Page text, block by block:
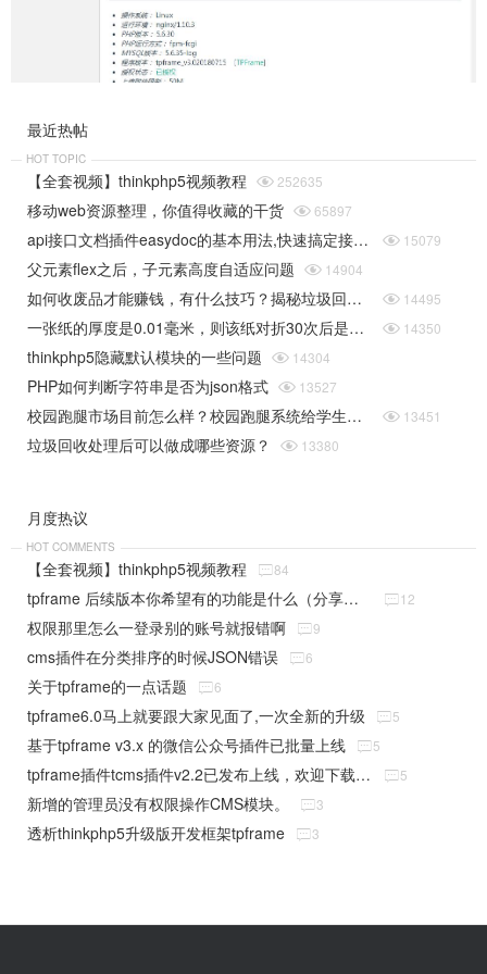
最近热帖
HOT TOPIC
【全套视频】thinkphp5视频教程  252635
移动web资源整理，你值得收藏的干货  65897
api接口文档插件easydoc的基本用法,快速搞定接口文档  15079
父元素flex之后，子元素高度自适应问题  14904
如何收废品才能赚钱，有什么技巧？揭秘垃圾回收行业的一些规则  14495
一张纸的厚度是0.01毫米，则该纸对折30次后是多厚（据说超过珠穆朗玛峰的高度）php实现  14350
thinkphp5隐藏默认模块的一些问题  14304
PHP如何判断字符串是否为json格式  13527
校园跑腿市场目前怎么样？校园跑腿系统给学生带来了哪些便捷？  13451
垃圾回收处理后可以做成哪些资源？  13380
月度热议
HOT COMMENTS
【全套视频】thinkphp5视频教程 84
tpframe 后续版本你希望有的功能是什么（分享贴） 12
权限那里怎么一登录别的账号就报错啊 9
cms插件在分类排序的时候JSON错误 6
关于tpframe的一点话题 6
tpframe6.0马上就要跟大家见面了,一次全新的升级 5
基于tpframe v3.x 的微信公众号插件已批量上线 5
tpframe插件tcms插件v2.2已发布上线，欢迎下载使用 5
新增的管理员没有权限操作CMS模块。 3
透析thinkphp5升级版开发框架tpframe 3